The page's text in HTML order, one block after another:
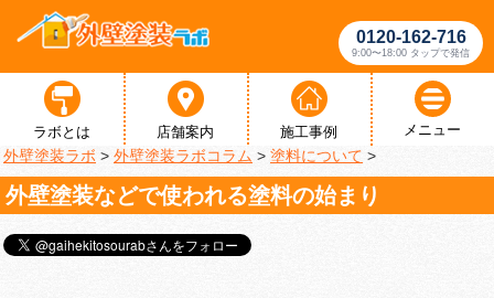
0120-162-716
9:00〜18:00 タップで発信
ラボとは 店舗案内 施工事例 メニュー
外壁塗装ラボ > 外壁塗装ラボコラム > 塗料について >
外壁塗装などで使われる塗料の始まり